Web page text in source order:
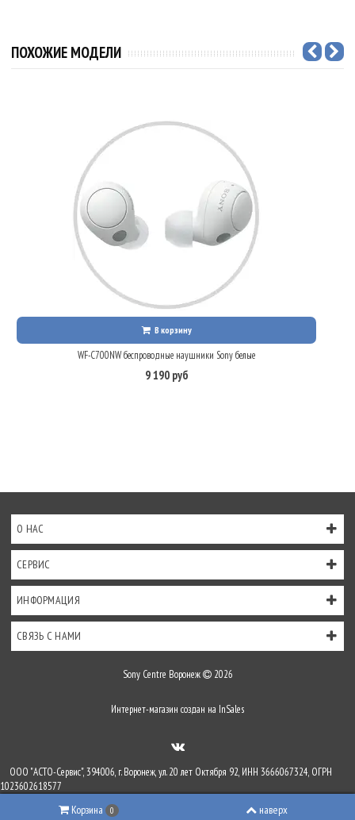
ПОХОЖИЕ МОДЕЛИ
В корзину
WF-C700NW беспроводные наушники Sony белые
9 190 руб
О НАС
СЕРВИС
ИНФОРМАЦИЯ
СВЯЗЬ С НАМИ
Sony Centre Воронеж 2026
Интернет-магазин создан на InSales
ООО "АСТО-Сервис", 394006, г. Воронеж, ул. 20 лет Октября 92, ИНН 3666067324, ОГРН
1023602618577
Корзина 0 наверх